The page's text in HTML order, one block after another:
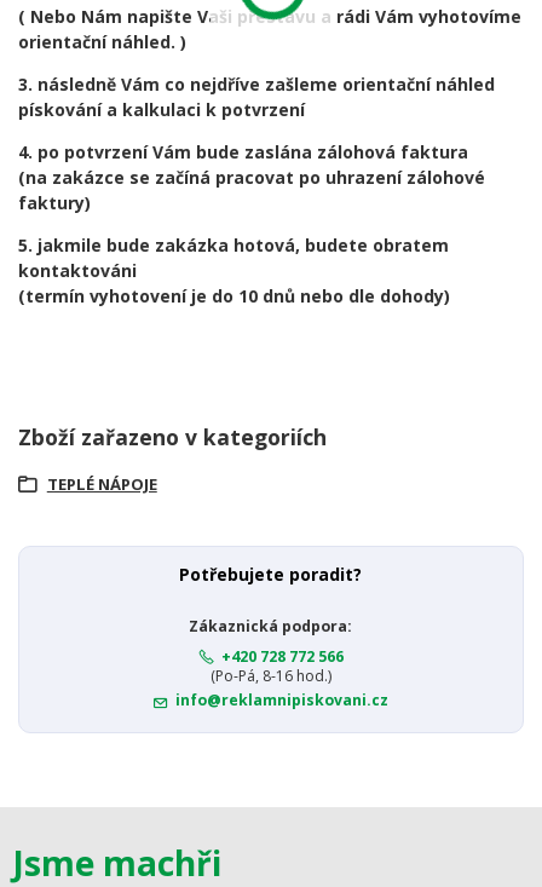
( Nebo Nám napište Vaši přestavu a rádi Vám vyhotovíme
orientační náhled. )
3. následně Vám co nejdříve zašleme orientační náhled
pískování a kalkulaci k potvrzení
4. po potvrzení Vám bude zaslána zálohová faktura
(na zakázce se začíná pracovat po uhrazení zálohové
faktury)
5. jakmile bude zakázka hotová, budete obratem
kontaktováni
(termín vyhotovení je do 10 dnů nebo dle dohody)
Zboží zařazeno v kategoriích
TEPLÉ NÁPOJE
Potřebujete poradit?
Zákaznická podpora:
+420 728 772 566
(Po-Pá, 8-16 hod.)
info@reklamnipiskovani.cz
Jsme machři